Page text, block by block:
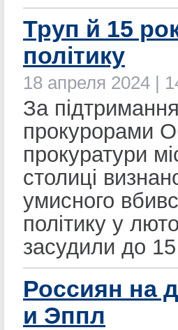
Труп й 15
політику
18 апреля 2024 |
За
прокурорами
прокуратури
столиці
умисного
політику у
засудили до
Россиян на
и Эппл